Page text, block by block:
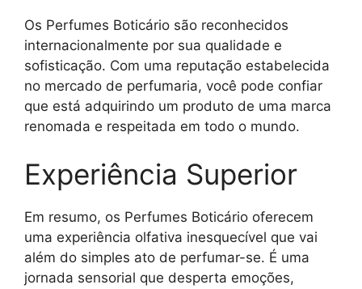
Os Perfumes Boticário são reconhecidos
internacionalmente por sua qualidade e
sofisticação. Com uma reputação estabelecida
no mercado de perfumaria, você pode confiar
que está adquirindo um produto de uma marca
renomada e respeitada em todo o mundo.
Experiência Superior
Em resumo, os Perfumes Boticário oferecem
uma experiência olfativa inesquecível que vai
além do simples ato de perfumar-se. É uma
jornada sensorial que desperta emoções,